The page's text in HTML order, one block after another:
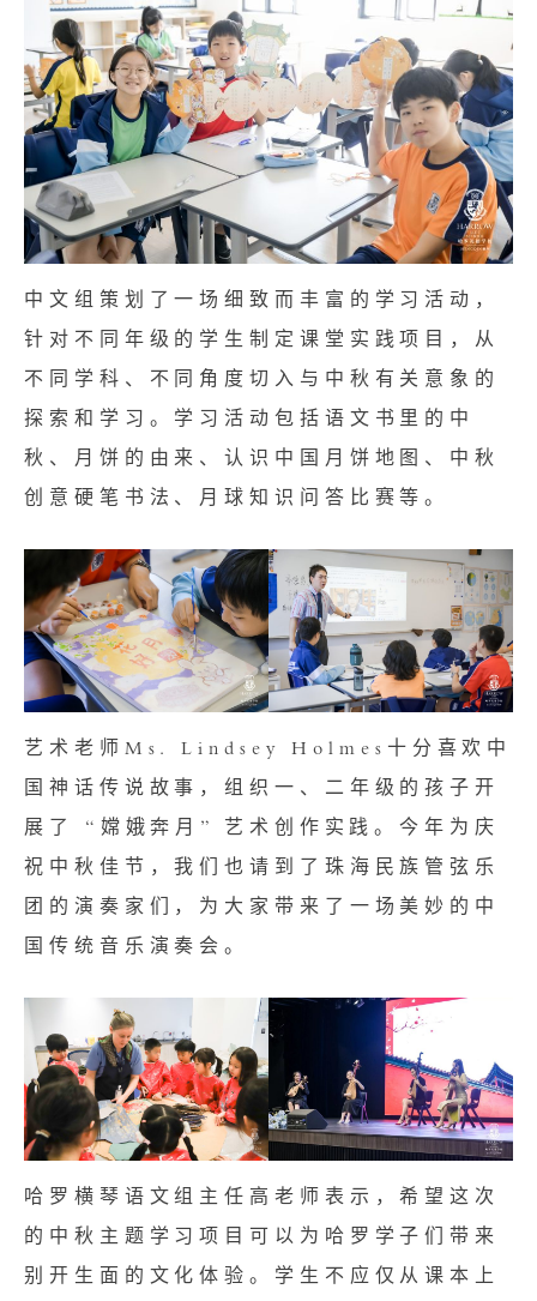
中文组策划了一场细致而丰富的学习活动，
针对不同年级的学生制定课堂实践项目，从
不同学科、不同角度切入与中秋有关意象的
探索和学习。学习活动包括语文书里的中
秋、月饼的由来、认识中国月饼地图、中秋
创意硬笔书法、月球知识问答比赛等。
艺术老师Ms. Lindsey Holmes十分喜欢中
国神话传说故事，组织一、二年级的孩子开
展了 “嫦娥奔月” 艺术创作实践。今年为庆
祝中秋佳节，我们也请到了珠海民族管弦乐
团的演奏家们，为大家带来了一场美妙的中
国传统音乐演奏会。
哈罗横琴语文组主任高老师表示，希望这次
的中秋主题学习项目可以为哈罗学子们带来
别开生面的文化体验。学生不应仅从课本上